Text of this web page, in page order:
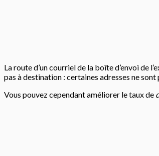
La route d’un courriel de la boîte d’envoi de
pas à destination : certaines adresses ne
Vous pouvez cependant améliorer le taux de